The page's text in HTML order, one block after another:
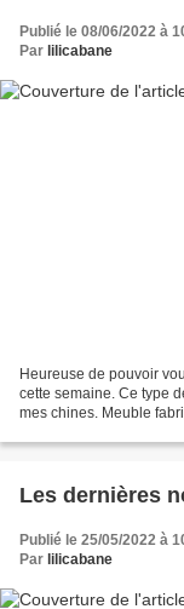
Publié le 08/06/2022 à
Par lilicabane
Heureuse de pouvoir
cette semaine. Ce type
mes chines. Meuble
Les dernières
Publié le 25/05/2022 à
Par lilicabane